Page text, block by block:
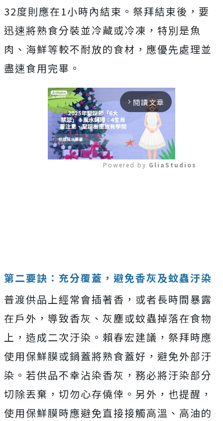
32度則應在1小時內結束。祭拜結束後，要
迅速將熟食分裝並冷藏或冷凍，特別是魚
肉、海鮮等較不耐放的食材，應優先處理並
盡速食用完畢。
arrow_forward_ios 閱讀文章
Powered by GliaStudios
第二要訣：充分覆蓋，避免香灰及蚊蟲汙染
普渡供品上經常會插著香，或者長時間暴露
在戶外，導致香灰、灰塵或蚊蟲掉落在食物
上，造成二次汙染。賴春宏建議，祭拜時應
使用保鮮膜或鍋蓋將熟食蓋好，避免外部汙
染。若供品不幸沾染香灰，務必將汙染部分
切除丟棄，切勿心存僥倖。另外，也提醒，
使用保鮮膜時應避免直接接觸高溫、高油的